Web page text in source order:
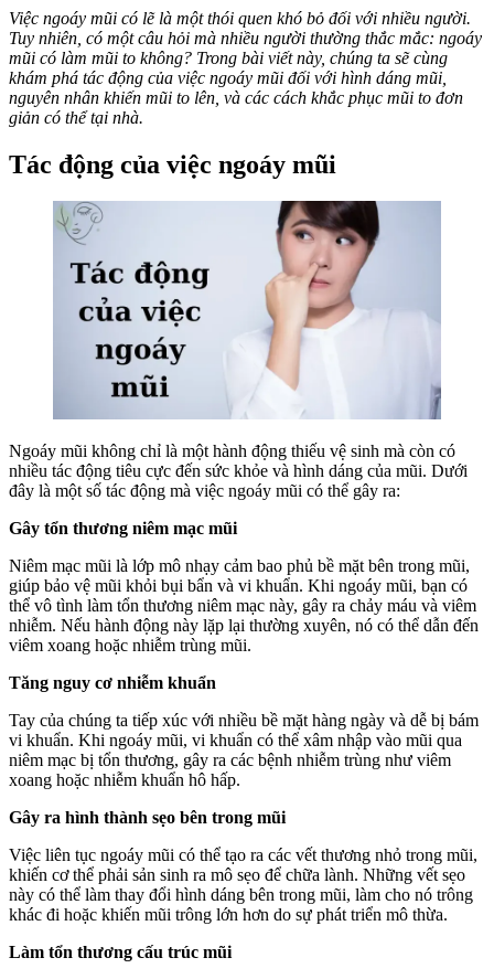
Việc ngoáy mũi có lẽ là một thói quen khó bỏ đối với nhiều người.
Tuy nhiên, có một câu hỏi mà nhiều người thường thắc mắc: ngoáy
mũi có làm mũi to không? Trong bài viết này, chúng ta sẽ cùng
khám phá tác động của việc ngoáy mũi đối với hình dáng mũi,
nguyên nhân khiến mũi to lên, và các cách khắc phục mũi to đơn
giản có thể tại nhà.
Tác động của việc ngoáy mũi
Ngoáy mũi không chỉ là một hành động thiếu vệ sinh mà còn có
nhiều tác động tiêu cực đến sức khỏe và hình dáng của mũi. Dưới
đây là một số tác động mà việc ngoáy mũi có thể gây ra:
Gây tổn thương niêm mạc mũi
Niêm mạc mũi là lớp mô nhạy cảm bao phủ bề mặt bên trong mũi,
giúp bảo vệ mũi khỏi bụi bẩn và vi khuẩn. Khi ngoáy mũi, bạn có
thể vô tình làm tổn thương niêm mạc này, gây ra chảy máu và viêm
nhiễm. Nếu hành động này lặp lại thường xuyên, nó có thể dẫn đến
viêm xoang hoặc nhiễm trùng mũi.
Tăng nguy cơ nhiễm khuẩn
Tay của chúng ta tiếp xúc với nhiều bề mặt hàng ngày và dễ bị bám
vi khuẩn. Khi ngoáy mũi, vi khuẩn có thể xâm nhập vào mũi qua
niêm mạc bị tổn thương, gây ra các bệnh nhiễm trùng như viêm
xoang hoặc nhiễm khuẩn hô hấp.
Gây ra hình thành sẹo bên trong mũi
Việc liên tục ngoáy mũi có thể tạo ra các vết thương nhỏ trong mũi,
khiến cơ thể phải sản sinh ra mô sẹo để chữa lành. Những vết sẹo
này có thể làm thay đổi hình dáng bên trong mũi, làm cho nó trông
khác đi hoặc khiến mũi trông lớn hơn do sự phát triển mô thừa.
Làm tổn thương cấu trúc mũi